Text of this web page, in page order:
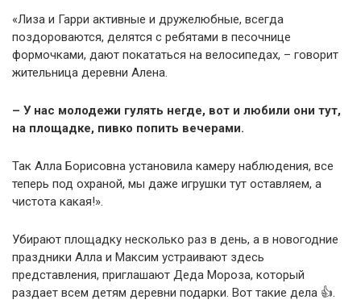
«Лиза и Гарри активные и дружелюбные, всегда
поздороваются, делятся с ребятами в песочнице
формочками, дают покататься на велосипедах, – говорит
жительница деревни Алена.
– У нас молодежи гулять негде, вот и любили они тут,
на площадке, пивко попить вечерами.
Так Алла Борисовна установила камеру наблюдения, все
теперь под охраной, мы даже игрушки тут оставляем, а
чистота какая!».
Убирают площадку несколько раз в день, а в новогодние
праздники Алла и Максим устраивают здесь
представления, приглашают Деда Мороза, который
раздает всем детям деревни подарки. Вот такие дела 👍.